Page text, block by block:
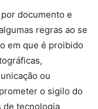
documento e
regras ao se
em que é proibido
ou
o sigilo do
de tecnologia